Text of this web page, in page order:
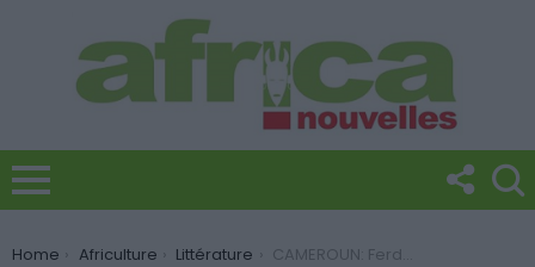
You are here:
Home Africulture Littérature
CAMEROUN: Ferdinand Oyono, la vie d’écrivain d’un maître de l’humour